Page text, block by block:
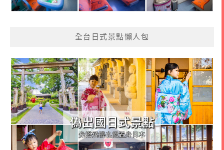
全台日式景點懶人包